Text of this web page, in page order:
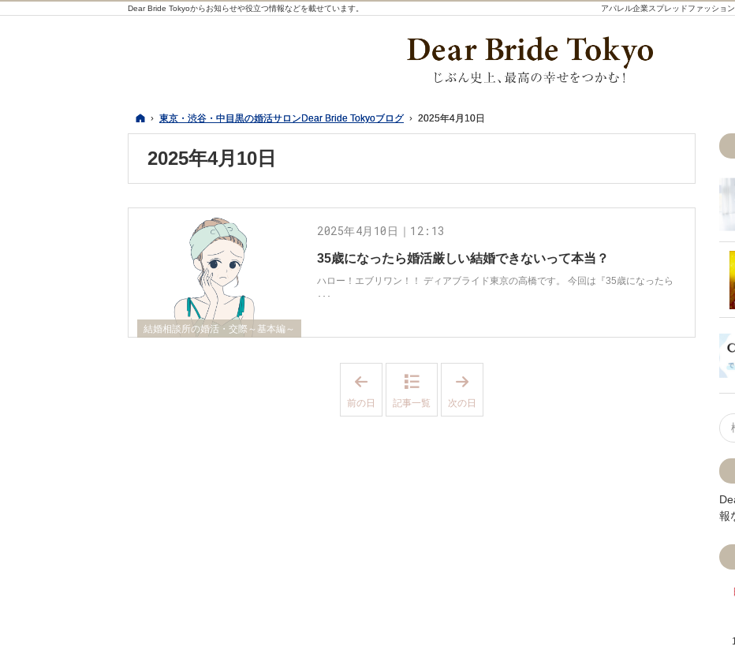
ホーム
東京・渋谷・中目黒の婚活サロンDear Bride Tokyoブログ 2025年4月10日
2025年4月10日
アパレル企業スプレッドファッショ
Dear Bride Tokyoからお知らせや役立つ情報などを載せています。
結婚相談所の婚活・交際～基本編～
35歳になったら婚活厳しい結婚できないって本当？
2025年4月10日｜12:13
ハロー！エブリワン！！ ディアブライド東京の高橋です。 今回は『35歳になったら
･･･
5
前の日 記事一覧
5
次の日
報
ホーム
東京・渋谷・中目黒の婚活サロンDear Bride Tokyoブログ 2025年4月10日